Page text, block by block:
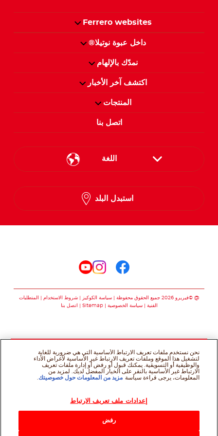
Ferrero websites
داخل عبوة نوتيلا®
نمدّك بالإلهام
اكتشف آخر الأخبار
المنتجات
اتصل بنا
اللغة
English
استبدل البلد
@ ©فيريرو 2026 جميع الحقوق محفوظة سياسة الكوكيز شروط الاستخدام
المتطلبات
الفنية
سياسة الخصوصية Sitemap اتصل بنا
نحن نستخدم ملفات تعريف الارتباط الأساسية التي هي ضرورية للغاية
لتشغيل هذا الموقع وملفات تعريف الارتباط غير الأساسية لأغراض الأداء
والوظيفية أو التسويقية. يمكنك قبول أو رفض أو إدارة ملفات تعريف
الارتباط غير الأساسية بالنقر على الخيار المفضل لديك. لمزيد من
المعلومات، يرجى قراءة سياسة مزيد من المعلومات حول خصوصيتك
إعدادات ملف تعريف الارتباط
رفض